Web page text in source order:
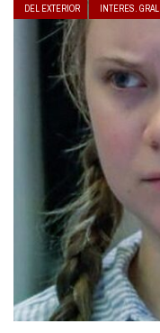
DEL EXTERIOR INTERES. GRAL.